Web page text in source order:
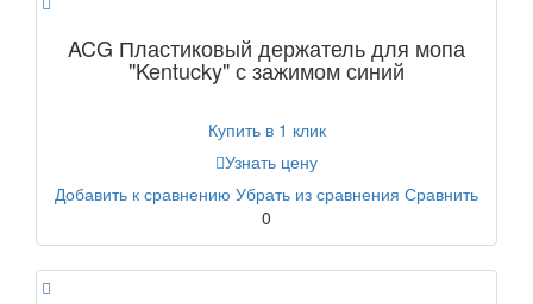
ACG Пластиковый держатель для мопа
"Kentucky" с зажимом синий
Купить в 1 клик
Узнать цену
Добавить к сравнению Убрать из сравнения Сравнить
0